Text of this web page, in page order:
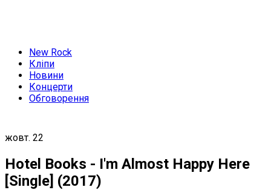
New Rock
Кліпи
Новини
Концерти
Обговорення
жовт. 22
Hotel Books - I'm Almost Happy Here
[Single] (2017)